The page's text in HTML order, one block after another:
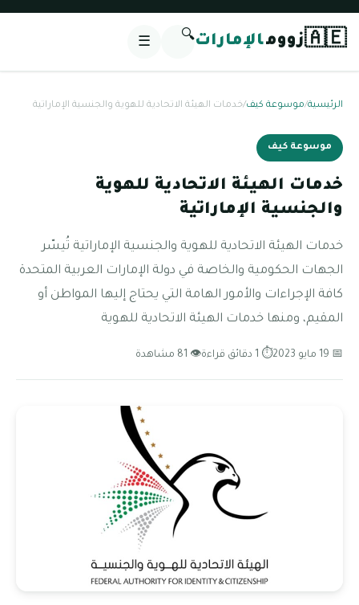
🇦🇪زوومالإمارات🔍
☰
الرئيسية/موسوعة كيف/خدمات الهيئة الاتحادية للهوية والجنسية الإماراتية
موسوعة كيف
خدمات الهيئة الاتحادية للهوية
والجنسية الإماراتية
خدمات الهيئة الاتحادية للهوية والجنسية الإماراتية تُيسّر
الجهات الحكومية والخاصة في دولة الإمارات العربية المتحدة
كافة الإجراءات والأمور الهامة التي يحتاج إليها المواطن أو
المقيم، ومنها خدمات الهيئة الاتحادية للهوية
📅 19 مايو 2023 ⏱ 1 دقائق قراءة 👁 81 مشاهدة